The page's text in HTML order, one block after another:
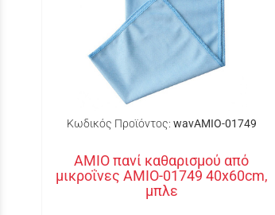
Κωδικός Προϊόντος: wavAMIO-01749
AMIO πανί καθαρισμού από
μικροΐνες AMIO-01749 40x60cm,
μπλε